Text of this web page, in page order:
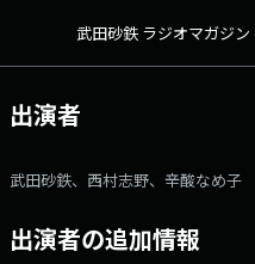
なたの耳の渇きを潤す”3時間
「https://www.facebook.com/
「@joqr_916」
武田砂鉄 ラジオマガジン
出演者
武田砂鉄、西村志野、辛酸なめ子
出演者の追加情報